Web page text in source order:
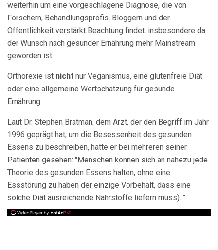
weiterhin um eine vorgeschlagene Diagnose, die von
Forschern, Behandlungsprofis, Bloggern und der
Öffentlichkeit verstärkt Beachtung findet, insbesondere da
der Wunsch nach gesunder Ernährung mehr Mainstream
geworden ist.
Orthorexie ist nicht nur Veganismus, eine glutenfreie Diät
oder eine allgemeine Wertschätzung für gesunde
Ernährung.
Laut Dr. Stephen Bratman, dem Arzt, der den Begriff im Jahr
1996 geprägt hat, um die Besessenheit des gesunden
Essens zu beschreiben, hatte er bei mehreren seiner
Patienten gesehen: "Menschen können sich an nahezu jede
Theorie des gesunden Essens halten, ohne eine
Essstörung zu haben der einzige Vorbehalt, dass eine
solche Diät ausreichende Nährstoffe liefern muss). "